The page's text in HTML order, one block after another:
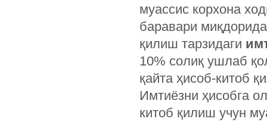
муассис корхона
баравари
қилиш тарзидаги
10% солиқ ушлаб
қайта ҳисоб-китоб
Имтиёзни ҳисобга
китоб қилиш учун